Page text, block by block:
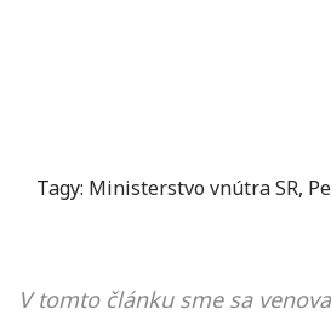
Tagy: Ministerstvo vnútra SR,
V tomto článku sme sa